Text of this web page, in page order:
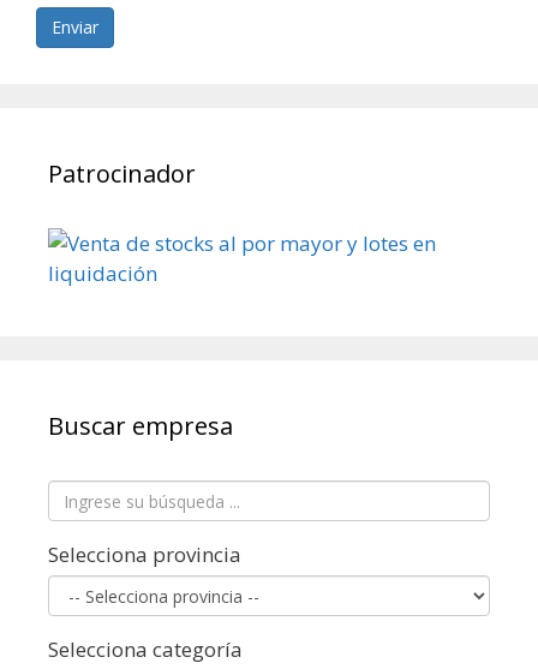
Enviar
Patrocinador
Buscar empresa
Selecciona provincia
Selecciona categoría